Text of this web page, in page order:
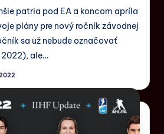
patria pod EA a koncom apríla
plány pre nový ročník závodnej
sa už nebude označovať
ale…